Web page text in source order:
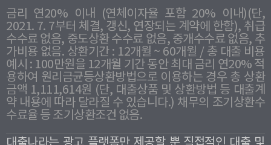
금리 연20% 이내 (연체이자율 포함 20% 이내)(단,
2021. 7. 7부터 체결, 갱신, 연장되는 계약에 한함), 취급
수수료 없음, 중도상환 수수료 없음, 중개수수료 없음, 추
가비용 없음. 상환기간 : 12개월 ~ 60개월 / 총 대출 비용
예시 : 100만원을 12개월 기간 동안 최대 금리 연20% 적
용하여 원리금균등상환방법으로 이용하는 경우 총 상환
금액 1,111,614원 (단, 대출상품 및 상환방법 등 대출계
약 내용에 따라 달라질 수 있습니다.) 채무의 조기상환수
수료율 등 조기상환조건 없음.